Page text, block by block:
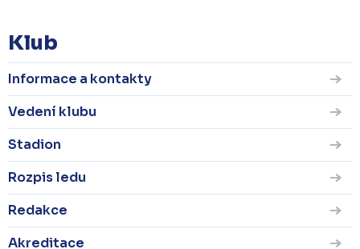
Klub
Informace a kontakty
Vedení klubu
Stadion
Rozpis ledu
Redakce
Akreditace